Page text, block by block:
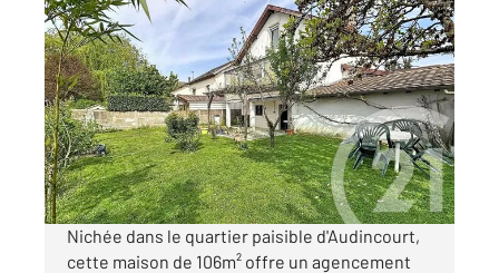
AUDINCOURT 25
105,50 m2, 7 pièces
Ref : 33708
Maison à vendre
175 000 €
Visiter le site dédié
Nichée dans le quartier paisible d'Audincourt,
cette maison de 106m² offre un agencement